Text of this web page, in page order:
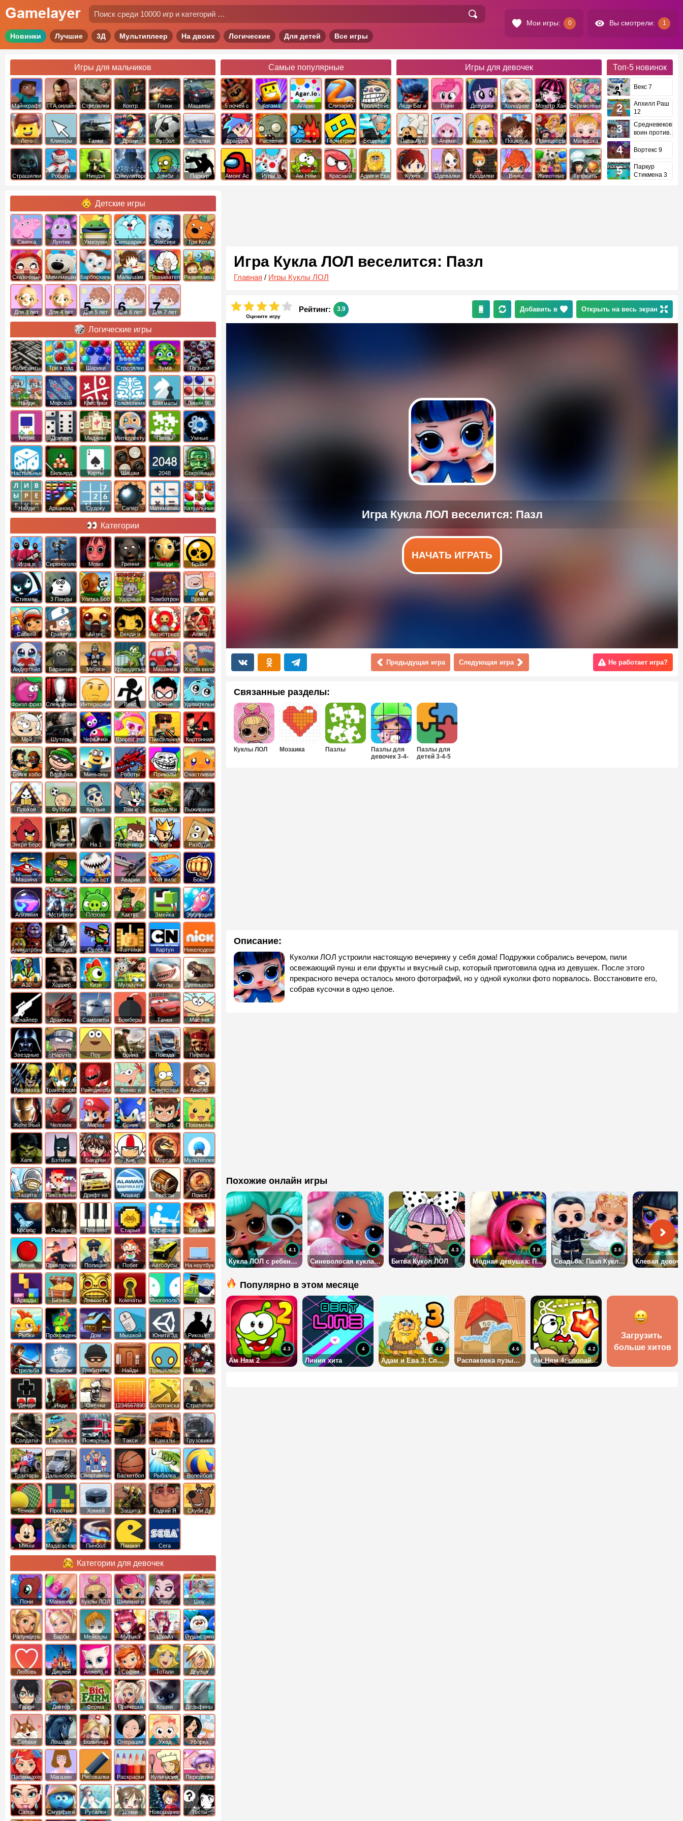
Мои игры: 0 Вы смотрели: 1
Новинки Лучшие 3Д Мультиплеер На двоих Логические Для детей Все игры
Игры для мальчиков
Майнкрафт ГТА онлайн Стрелялки
Контр
Страйк
Гонки Машины
Лего Кликеры Танки Драки Футбол Леталки
Страшилки Роботы Ниндзя Симуляторы Зомби Паркур
Самые популярные
5 ночей с
фредди
Когама Агарио Слизарио
Троллфейс
квест
Фрайдей
Найт
Фанкин
Растения
против
Зомби
Огонь и
Вода
Геометрия
Даш
Бешеная
бабка
сбежала из
психушки
Амонг Ас Игры Io Ам Ням
Красный
Адам и Ева
Игры для девочек
Леди Баг и
Супер Кот
Пони
Дружба это
Девушки
Эквестрии
Холодное
Сердце
Монстр Хай Беременные
Папа Луи Аниме Макияж Поцелуи
Принцессы
Диснея
Малышка
Хейзел
Кухня
Одевалки Бродилки Винкс Животные
Готовить
Топ-5 новинок
Векс 7
Апхилл Раш
12
Средневековый
воин против
Вортекс 9
Паркур
Стикмена 3
Игра Кукла ЛОЛ веселится: Пазл
Главная / Игры Куклы ЛОЛ
Оцените игру
Рейтинг: 3.9 Добавить в Открыть на весь экран
НАЧАТЬ ИГРАТЬ
Предыдущая игра Следующая игра Не работает игра?
Связанные разделы:
Куклы ЛОЛ Мозаика Пазлы
Пазлы для
девочек 3-4-
Пазлы для
детей 3-4-5
Описание:
Куколки ЛОЛ устроили настоящую вечеринку у себя дома! Подружки собрались вечером, пили
освежающий пунш и ели фрукты и вкусный сыр, который приготовила одна из девушек. После этого
прекрасного вечера осталось много фотографий, но у одной куколки фото порвалось. Восстановите его,
собрав кусочки в одно целое.
Похожие онлайн игры
Кукла ЛОЛ с ребенком: Пазл
4.1
Синеволосая кукла ЛОЛ: Пазл
4
Битва Кукол ЛОЛ
4.3
Модная девушка: Пазл Куклы ЛОЛ
3.8
Свадьба: Пазл Куклы ЛОЛ
3.6
Популярно в этом месяце
Ам Ням 2
4.3
Линия хита
4
Адам и Ева 3: Спасение возлюбленной
4.2
Распаковка пузырчатой пленки
4.6
Ам Ням 4: слопай леденец
4.2
Загрузить
больше хитов
Детские игры
Свинка
Пеппа
Лунтик Умизуми Смешарики Фиксики Три Кота
Сказочный
патруль
Мимимишки Барбоскины Малышам ПознавательныеРазвивающие
Для 3 лет Для 4 лет Для 5 лет Для 6 лет Для 7 лет
Логические игры
Лабиринты Три в ряд Шарики
Стрелялки
Шариками
Зума Пузыри
Найди
отличия
Морской
бой
Крестики
нолики
Головоломки Шахматы Линии 98
Тетрис Домино Маджонг ИнтеллектуальныеПазлы Умные
Настольные Бильярд Карты Шашки 2048
Cокровища
Монтесумы
Найди
Арканоид Судоку Сапер Математика Казуальные
Категории
Игра в
Кальмара
Сиреноголовый Момо Гренни Балди
Браво
Старс
Стикмен 3 Панды Улитка Боб
Ударный
отряд котят
Зомботрон
Время
Приключений
Сабвей
Серф
Гравити
Фолз
Айзек
Бенди и
Чернильная
машина
Антистресс
Атака
Титанов
Андертейл
Баранчик
Шон
Мечи и
Сандали
Крокодильчик
Свомпи
Машинка
Вилли
Хэппи вилс
Фризл фраз Слендермен Интересные Векс
Юные
титаны
вперед
Удивительный
мир
Гамбола
Мой
шумный
дом
Шутеры Червячки Взорви это
Пиксельная
война
Картонная
башка
Бомж хобо
Воришка
боб
Миньоны
Роботы
динозавры
Приколы
Счастливая
обезьянка
Плохое
мороженое
Футбол
головами
Крутые
Том и
джерри
Бродилки
Приключения
Выживание
Энгри Берс
Побег из
тюрьмы
На 1 Песочницы
Убить
короля
Разбуди
коробку
Машина
ест
машину
Опасное
оружие
Рыбка ест
рыбку
Аварии
машин
Хот вилс Бокс
Алхимия Мстители
Плохие
свинки
Кактус
маккой
Змейка Эволюция
Аниматроники Спецназ
Супер
бойцы
Танчики
Картун
нетворк
Никелодеон
А10 Хоррор Кизи Мультики Акулы Динозавры
Снайпер Драконы Самолеты Бомберы Тачки Масяня
Звездные
войны
Наруто Поу Война Поезда
Пираты
Карибского
Моря
Росомаха ТрансформерыРейнджеры
Самураи
Финис и
Ферб
Симпсоны
Аватар
легенда об
Аанге
Железный
человек
Человек
Паук
Марио Соник Бен 10 Покемоны
Халк Бэтмен Бакуган
Кик
Бутовский
Мортал
комбат
Мультиплеер
Защита
королевства
Пиксельные
Дрифт на
машинах
Алавар Квесты
Поиск
предметов
Космос Рыцари Пианино Старые Офисные Бегалки
Мячик Приключения Полиция Побег Автобусы На ноутбук
Аркады
Бизнес
симуляторы
Ловкость Комнаты Многопользовательские
Дпс
Рыбки Прохождение Дом Мышкой Юнити 3д Рикошет
Cтрельба
из лука
Корабли Грабители
Найди
выход
Пришельцы Мини
Денди Инди
Овечки
идут домой
1234567890 ЗолотоискательСтратегии
Солдаты
Парковка
машин
Пожарные
машины
Такси Камазы Грузовики
Тракторы ДальнобойщикиСпортивные Баскетбол Рыбалка Волейбол
Теннис Простые Хоккей
Защита
башни
Гадкий Я Скуби Ду
Микки
Мадагаскар Пинбол Пакман Сега
Категории для девочек
Пони
креатор
Маникюр Куклы ЛОЛ
Шиммер и
Шайн
Эвер
Афтер Хай
Шоу
дельфинов
Рапунцель Барби Мейкеры Музыка Школа Пушистики
Любовь Дисней
Анжела и
том
София
Прекрасная
Тотали
Спайс
Друзья
ангелов
Гарри
Поттер
Доктор
Плюшева
Ферма Прически Кошки Дельфины
Собаки Лошади Больница Операции Уход Уборка
Парикмахер Магазин Рисовалки Раскраски Кулинария Переделки
Салон Смурфики Русалки Дочки Новогодние Тесты